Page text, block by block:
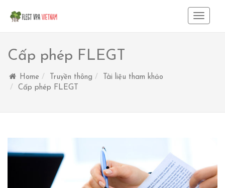
Toggle
Cấp phép FLEGT
Home Truyền thông
Tài liệu tham khảo
Cấp phép FLEGT